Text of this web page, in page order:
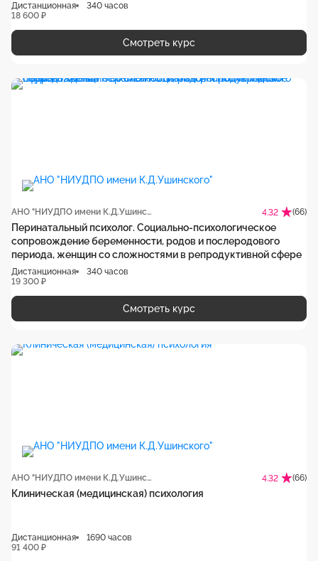
Дистанционная
340 часов
18 600 ₽
Смотреть курс
АНО "НИУДПО имени К.Д.Ушинского" 4.32 (66)
Перинатальный психолог. Социально-психологическое
сопровождение беременности, родов и послеродового
периода, женщин со сложностями в репродуктивной сфере
Дистанционная
340 часов
19 300 ₽
Смотреть курс
АНО "НИУДПО имени К.Д.Ушинского" 4.32 (66)
Клиническая (медицинская) психология
Дистанционная
1690 часов
91 400 ₽